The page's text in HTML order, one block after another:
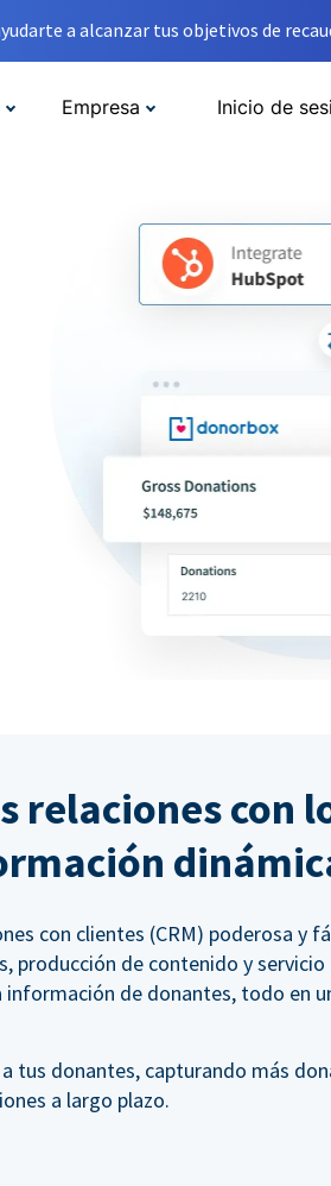
a alcanzar tus objetivos de
Empresa Inicio de
relaciones con
con clientes (CRM) poderosa y
de contenido y servicio
de donantes, todo en
tus donantes, capturando más
a largo plazo.